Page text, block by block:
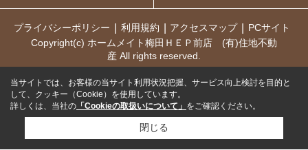
プライバシーポリシー 利用規約 アクセスマップ
PCサイト
Copyright(c) ホームメイト梅田ＨＥＰ前店 (有)住地不動
産 All rights reserved.
当サイトでは、お客様の当サイト利用状況把握、サービス向上検討を目的と
して、クッキー（Cookie）を使用しています。
詳しくは、当社の 「Cookieの取扱いについて」 をご確認ください。
閉じる